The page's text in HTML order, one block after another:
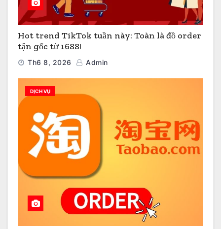
Hot trend TikTok tuần này: Toàn là đồ order
tận gốc từ 1688!
Th6 8, 2026 Admin
DỊCH VỤ